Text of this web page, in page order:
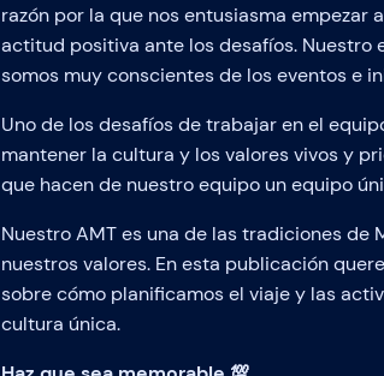
razón por la que nos entusiasma
actitud positiva ante los desafíos.
somos muy conscientes de los eventos e
Uno de los desafíos de trabajar en el
mantener la cultura y los valores vivos y
que hacen de nuestro equipo un equipo
Nuestro AMT es una de las tradiciones
nuestros valores. En esta publicación
sobre cómo planificamos el viaje y las
cultura única.